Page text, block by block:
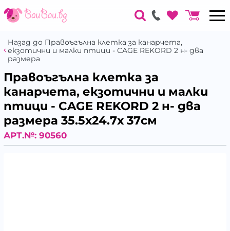
Назад до Правоъгълна клетка за канарчета,
екзотични и малки птици - CAGE REKORD 2 н- два
размера
Правоъгълна клетка за
канарчета, екзотични и малки
птици - CAGE REKORD 2 н- два
размера 35.5х24.7х 37см
АРТ.№: 90560